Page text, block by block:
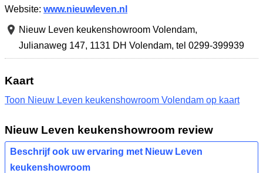
Website: www.nieuwleven.nl
Nieuw Leven keukenshowroom Volendam,
Julianaweg 147, 1131 DH Volendam, tel 0299-399939
Kaart
Toon Nieuw Leven keukenshowroom Volendam op kaart
Nieuw Leven keukenshowroom review
Beschrijf ook uw ervaring met Nieuw Leven
keukenshowroom